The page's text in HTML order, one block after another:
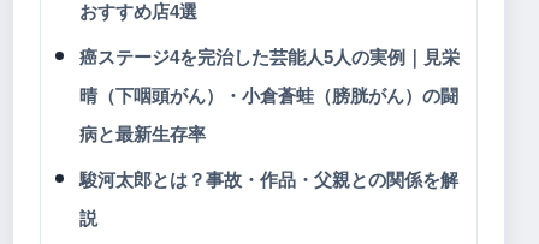
おすすめ店4選
癌ステージ4を完治した芸能人5人の実例｜見栄
晴（下咽頭がん）・小倉蒼蛙（膀胱がん）の闘
病と最新生存率
駿河太郎とは？事故・作品・父親との関係を解
説